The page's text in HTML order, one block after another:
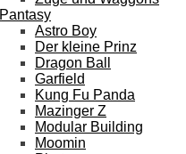
Pantasy
Astro Boy
Der kleine Prinz
Dragon Ball
Garfield
Kung Fu Panda
Mazinger Z
Modular Building
Moomin